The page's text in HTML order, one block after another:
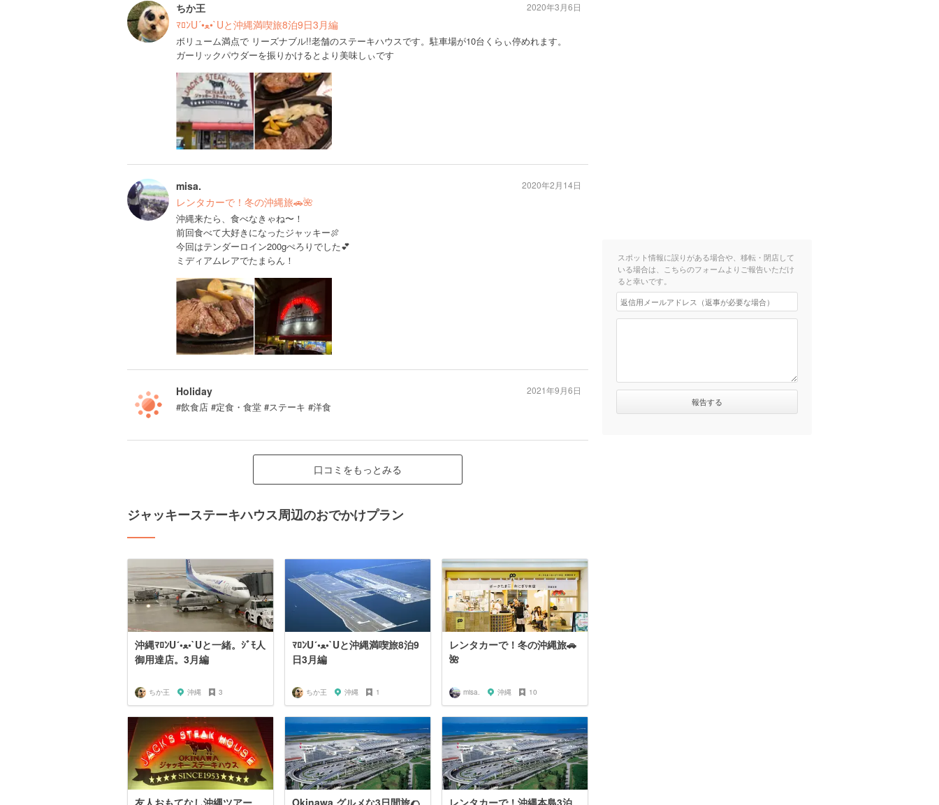
ちか王
ﾏﾛﾝU´•ﻌ•`Uと沖縄満喫旅8泊9日3月編
ボリューム満点で リーズナブル!!老舗のステーキハウスです。駐車場が10台くらぃ停めれます。
ガーリックパウダーを振りかけるとより美味しぃです
2020年3月6日
misa.
レンタカーで！冬の沖縄旅🚗🌺
沖縄来たら、食べなきゃね〜！
前回食べて大好きになったジャッキー🍖
今回はテンダーロイン200gぺろりでした💕
ミディアムレアでたまらん！
2020年2月14日
Holiday
#飲食店 #定食・食堂 #ステーキ #洋食
2021年9月6日
口コミをもっとみる
ジャッキーステーキハウス周辺のおでかけプラン
沖縄ﾏﾛﾝU´•ﻌ•`Uと一緒。ｼﾞﾓ人
御用達店。3月編
ちか王 沖縄 3
ﾏﾛﾝU´•ﻌ•`Uと沖縄満喫旅8泊9
日3月編
ちか王 沖縄 1
レンタカーで！冬の沖縄旅🚗
🌺
misa. 沖縄 10
友人おもてなし沖縄ツアー
Okinawa グルメな3日間旅🌮
レンタカーで！沖縄本島3泊
スポット情報に誤りがある場合や、移転・閉店して
いる場合は、こちらのフォームよりご報告いただけ
ると幸いです。